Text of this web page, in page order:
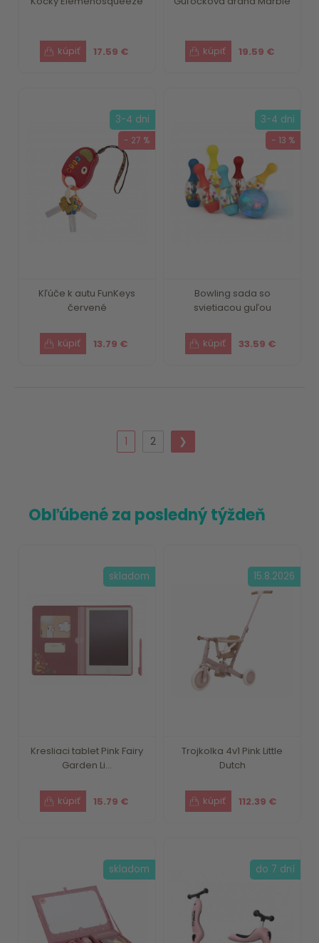
17.59 € 19.59 €
Kľúče k autu FunKeys
červené
13.79 €
3-4 dni
- 27 %
Bowling sada so
svietiacou guľou
33.59 €
3-4 dni
- 13 %
1 2 ❯
Obľúbené za posledný týždeň
Kresliaci tablet Pink Fairy
Garden Li...
15.79 €
skladom
Trojkolka 4v1 Pink Little
Dutch
112.39 €
15.8.2026
skladom do 7 dní